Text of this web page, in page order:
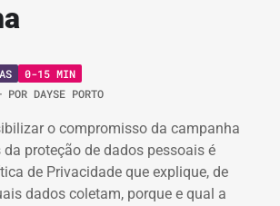
0-15 MIN
POR DAYSE PORTO
o compromisso da campanha
proteção de dados pessoais é
de Privacidade que explique, de
dados coletam, porque e qual a